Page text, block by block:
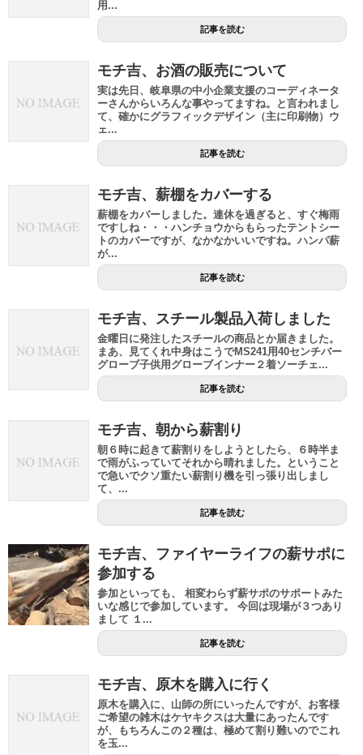
用...
記事を読む
モチ吉、お酒の販売について
実は先日、岐阜県の中小企業支援のコーディネータ
ーさんからいろんな事やってますね。と言われまし
て、確かにグラフィックデザイン（主に印刷物）ウ
ェ...
記事を読む
モチ吉、薪棚をカバーする
薪棚をカバーしました。連休を過ぎると、すぐ梅雨
ですしね・・・ハンチョウからもらったテントシー
トのカバーですが、なかなかいいですね。ハンパ薪
が...
記事を読む
モチ吉、スチール製品入荷しました
金曜日に発注したスチールの商品とか届きました。
まあ、見てくれ中身はこうでMS241用40センチバー
グローブ子供用グローブインナー２着ソーチェ...
記事を読む
モチ吉、朝から薪割り
朝６時に起きて薪割りをしようとしたら、６時半ま
で雨がふっていてそれから晴れました。ということ
で急いでクソ重たい薪割り機を引っ張り出しまし
て、...
記事を読む
モチ吉、ファイヤーライフの薪サポに
参加する
参加といっても、 相変わらず薪サポのサポートみた
いな感じで参加しています。 今回は現場が３つあり
まして １...
記事を読む
モチ吉、原木を購入に行く
原木を購入に、山師の所にいったんですが、お客様
ご希望の雑木はケヤキクスは大量にあったんです
が、もちろんこの２種は、極めて割り難いのでこれ
を玉...